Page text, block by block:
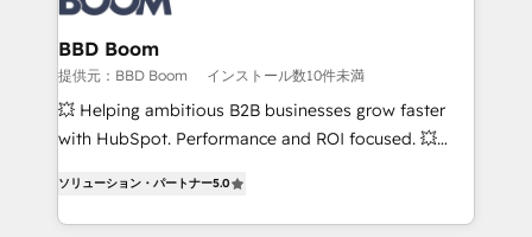
the largest technical consulting team of any HubSpot
partner and expertise across operational strategy,
business-first process building, system integration,
custom development, and extensibility. When you
work with Aptitude 8, you get a team – not an
development, and project management. We have
100% US-based, FTE team members. We offer
BBD Boom
提供元：BBD Boom インストール数10件未満
💥 Helping ambitious B2B businesses grow faster
with HubSpot. Performance and ROI focused. 💥
to HubSpot Better. We work with your teams to
solve all your HubSpot challenges and improve user
ソリューション・パートナー5.0